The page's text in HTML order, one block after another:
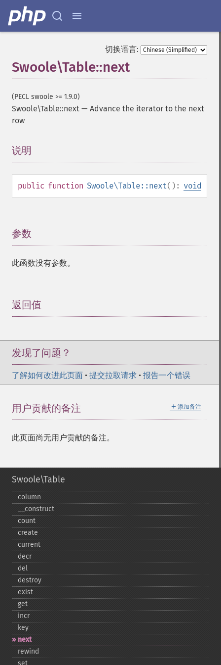
切换语言:
Swoole\Table::next
(PECL swoole >= 1.9.0)
Swoole\Table::next — Advance the iterator to the next
row
说明
public function Swoole\Table::next(): void
参数
此函数没有参数。
返回值
发现了问题？
了解如何改进此页面 • 提交拉取请求 • 报告一个错误
＋ 添加备注
用户贡献的备注
此页面尚无用户贡献的备注。
Swoole\Table
column
_​_​construct
count
create
current
decr
del
destroy
exist
get
incr
key
next
rewind
set